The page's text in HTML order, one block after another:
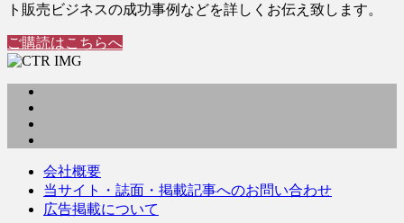
ト販売ビジネスの成功事例などを詳しくお伝え致します。
ご購読はこちらへ
会社概要
当サイト・誌面・掲載記事へのお問い合わせ
広告掲載について